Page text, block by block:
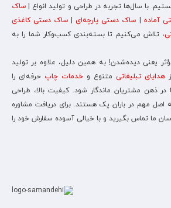
با سال‌ها تجربه در طراحی و تولید انواع | ساک
آماده | ساک دستی پارچه‌ای| ساک دستی کاغذی
، تلاش می‌کنیم تا بسته‌بندی کسب‌وکار شما را به
یعنی دیده‌شدن! به همین دلیل، علاوه بر تولید
هدایای تبلیغاتی متنوع و خدمات چاپ حرفه‌ای را
در ذهن مشتریان ماندگار شود. کیفیت بالا، طراحی
اصل مهم در باران پک هستند. برای دریافت مشاوره
ما تماس بگیرید و با خیالی آسوده سفارش خود را